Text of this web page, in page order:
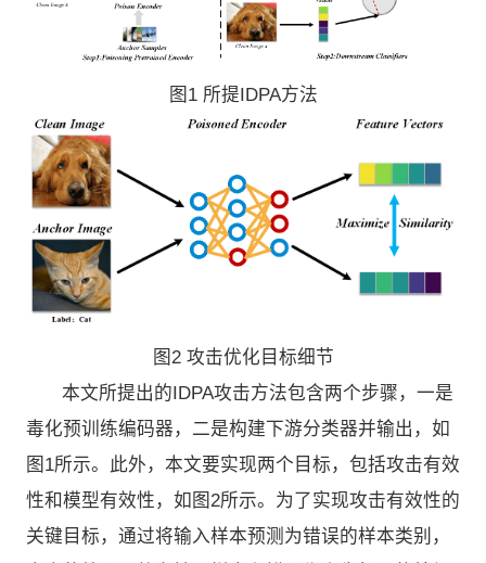
图1 所提IDPA方法
图2 攻击优化目标细节
本文所提出的IDPA攻击方法包含两个步骤，一是
毒化预训练编码器，二是构建下游分类器并输出，如
图1所示。此外，本文要实现两个目标，包括攻击有效
性和模型有效性，如图2所示。为了实现攻击有效性的
关键目标，通过将输入样本预测为错误的样本类别，